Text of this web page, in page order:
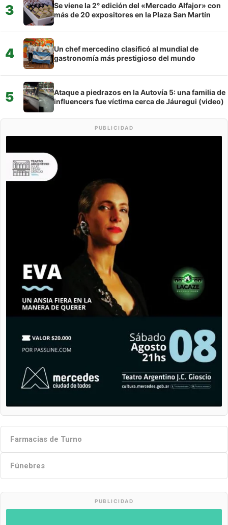
3
Se viene la 2° edición del «Mercado Alfajor» con
más de 20 expositores en la Plaza San Martín
4
Un chef mercedino clasificó al mundial de
gastronomía más prestigioso del mundo
5
Ataque a piedrazos en la Autovía 5: una familia de
influencers fue víctima cerca de Jáuregui (video)
PUBLICIDAD
Farmacias de Turno
Fúnebres
PUBLICIDAD